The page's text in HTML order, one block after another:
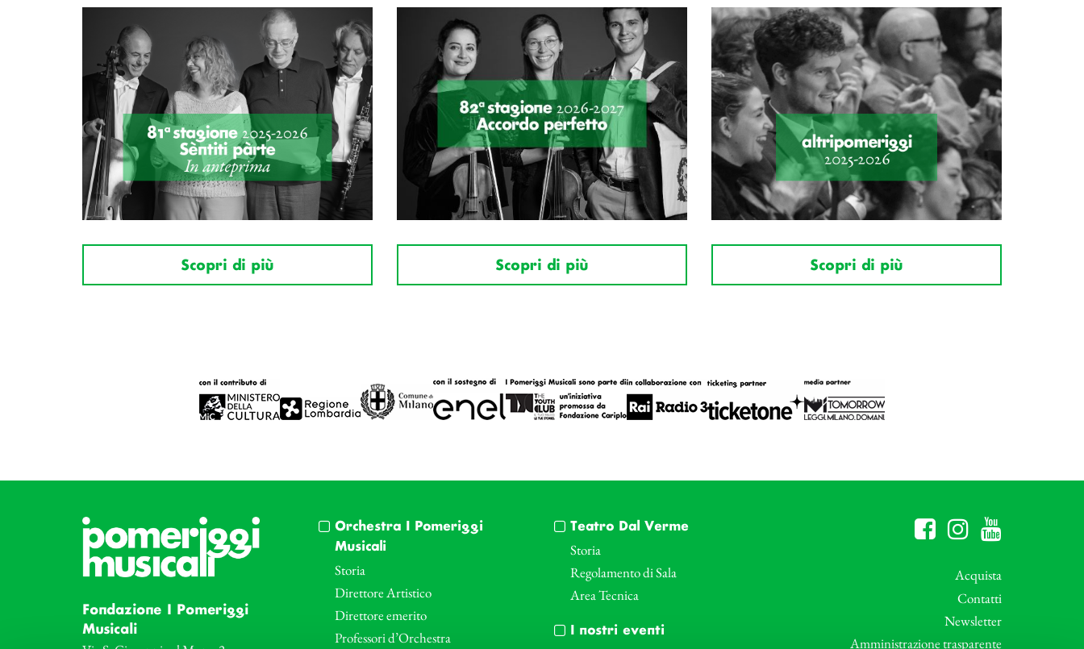
Scopri di più Scopri di più Scopri di più
Fondazione I Pomeriggi
Musicali
Orchestra I Pomeriggi
Musicali
Storia
Direttore Artistico
Direttore emerito
Professori d’Orchestra
Teatro Dal Verme
Storia
Regolamento di Sala
Area Tecnica
I nostri eventi
Acquista
Contatti
Newsletter
Amministrazione trasparente